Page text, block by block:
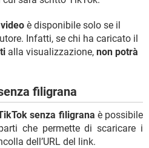
è disponibile solo se il
Infatti, se chi ha caricato il
alla visualizzazione, non potrà
filigrana
senza filigrana è possibile
che permette di scaricare i
dell’URL del link.